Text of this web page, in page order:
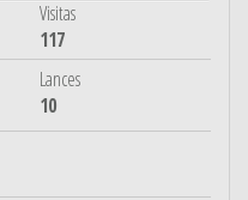
Visitas
117
Lances
10